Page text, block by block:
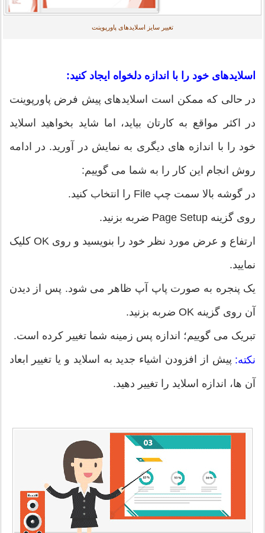
تغییر سایز اسلایدهای پاورپوینت
اسلایدهای خود را با اندازه دلخواه ایجاد کنید:
در حالی که ممکن است اسلایدهای پیش فرض پاورپوینت
در اکثر مواقع به کارتان بیاید، اما شاید بخواهید اسلاید
خود را با اندازه های دیگری به نمایش در آورید. در ادامه
روش انجام این کار را به شما می گوییم:
در گوشه بالا سمت چپ File را انتخاب کنید.
روی گزینه Page Setup ضربه بزنید.
ارتفاع و عرض مورد نظر خود را بنویسید و روی OK کلیک
نمایید.
یک پنجره به صورت پاپ آپ ظاهر می شود. پس از دیدن
آن روی گزینه OK ضربه بزنید.
تبریک می گوییم؛ اندازه پس زمینه شما تغییر کرده است.
نکته: پیش از افزودن اشیاء جدید به اسلاید و یا تغییر ابعاد
آن ها، اندازه اسلاید را تغییر دهید.